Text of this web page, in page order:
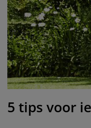
en
en strijken
5 tips voor